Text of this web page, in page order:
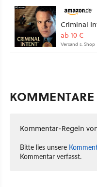
Criminal
ab 10 €
Versand s. Shop
KOMMENTARE
Kommentar-Regeln
Bitte lies unsere
Kommentar verfasst.